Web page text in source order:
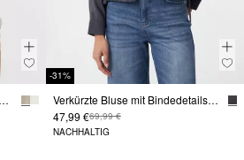
Viskosebluse mit Tunnelzug am Bund
-31%
Verkürzte Bluse mit Bindedetails am Saum
47,99 €69,99 €
NACHHALTIG